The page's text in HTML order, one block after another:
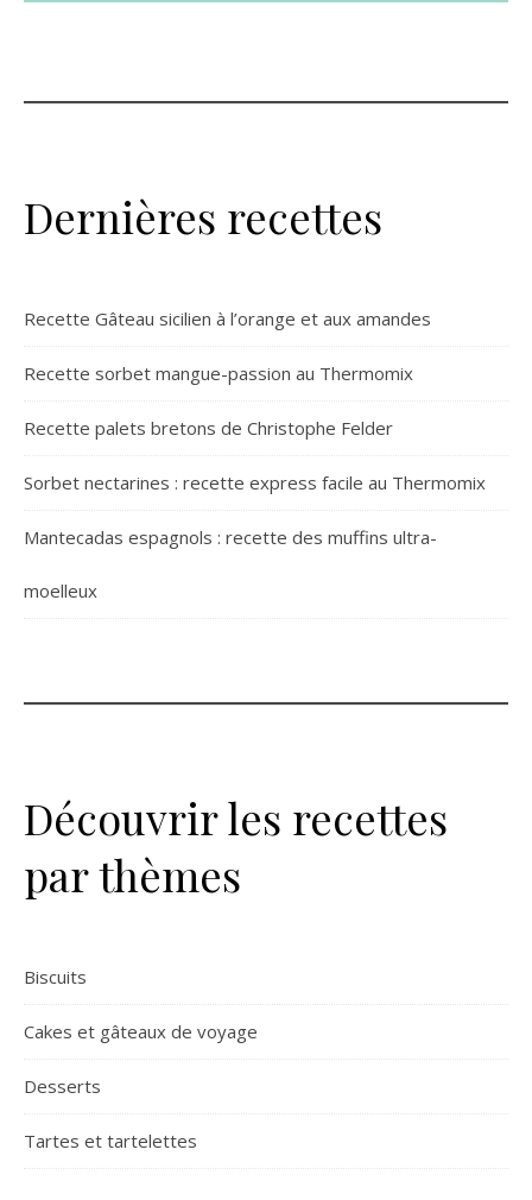
Dernières recettes
Recette Gâteau sicilien à l’orange et aux amandes
Recette sorbet mangue-passion au Thermomix
Recette palets bretons de Christophe Felder
Sorbet nectarines : recette express facile au Thermomix
Mantecadas espagnols : recette des muffins ultra-
moelleux
Découvrir les recettes
par thèmes
Biscuits
Cakes et gâteaux de voyage
Desserts
Tartes et tartelettes